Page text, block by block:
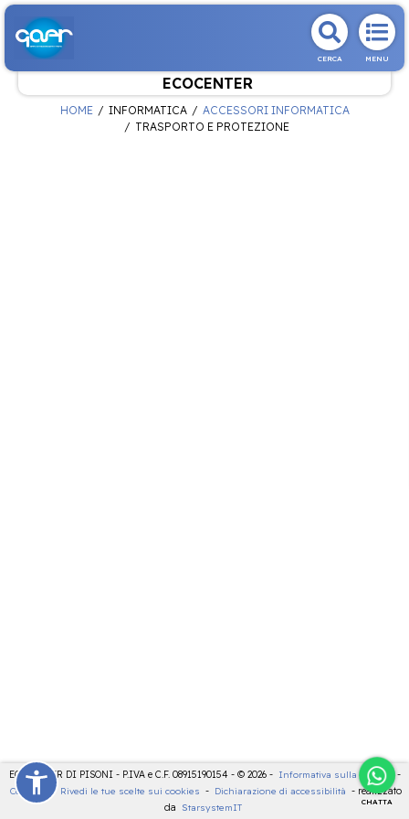
CERCA MENU
ECOCENTER
CHATTA
HOME INFORMATICA
ACCESSORI INFORMATICA
TRASPORTO E PROTEZIONE
ECOCENTER DI PISONI - P.IVA e C.F. 08915190154 - © 2026 - Informativa sulla privacy
-
Cookies
- Rivedi le tue scelte sui cookies - Dichiarazione di accessibilità - realizzato
da
StarsystemIT